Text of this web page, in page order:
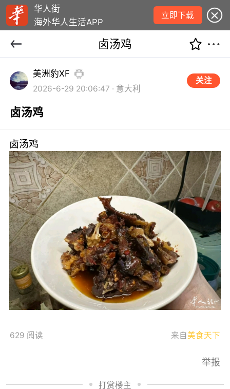
华人街
海外华人生活APP
立即下载
卤汤鸡
美洲豹XF
2026-6-29 20:06:47 · 意大利
关注
卤汤鸡
卤汤鸡
629 阅读 来自美食天下
举报
打赏楼主